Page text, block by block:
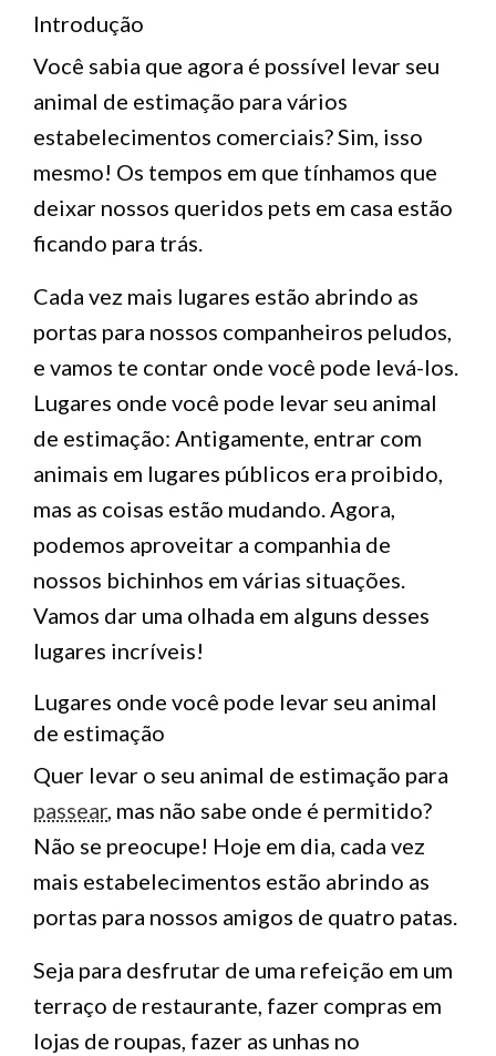
Introdução
Você sabia que agora é possível levar seu
animal de estimação para vários
estabelecimentos comerciais? Sim, isso
mesmo! Os tempos em que tínhamos que
deixar nossos queridos pets em casa estão
ficando para trás.
Cada vez mais lugares estão abrindo as
portas para nossos companheiros peludos,
e vamos te contar onde você pode levá-los.
Lugares onde você pode levar seu animal
de estimação: Antigamente, entrar com
animais em lugares públicos era proibido,
mas as coisas estão mudando. Agora,
podemos aproveitar a companhia de
nossos bichinhos em várias situações.
Vamos dar uma olhada em alguns desses
lugares incríveis!
Lugares onde você pode levar seu animal
de estimação
Quer levar o seu animal de estimação para
passear, mas não sabe onde é permitido?
Não se preocupe! Hoje em dia, cada vez
mais estabelecimentos estão abrindo as
portas para nossos amigos de quatro patas.
Seja para desfrutar de uma refeição em um
terraço de restaurante, fazer compras em
lojas de roupas, fazer as unhas no